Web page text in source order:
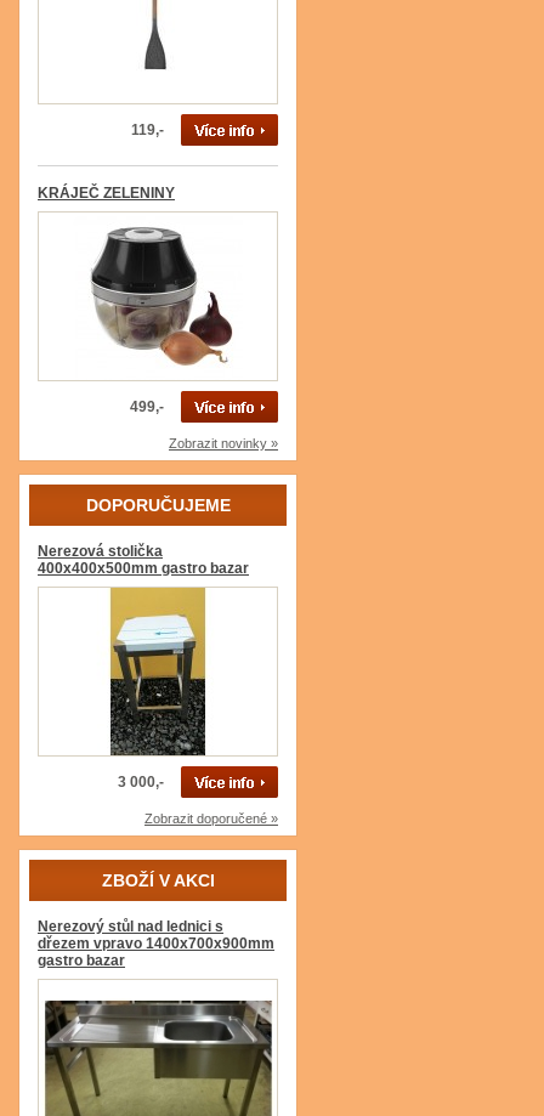
119,-
KRÁJEČ ZELENINY
499,-
Zobrazit novinky »
DOPORUČUJEME
Nerezová stolička
400x400x500mm gastro bazar
3 000,-
Zobrazit doporučené »
ZBOŽÍ V AKCI
Nerezový stůl nad lednici s
dřezem vpravo 1400x700x900mm
gastro bazar